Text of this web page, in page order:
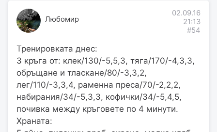
Любомир
02.09.16
21:13
#54
Тренировката днес:
3 кръга от: клек/130/-5,5,3, тяга/170/-4,3,3,
обръщане и тласкане/80/-3,3,2,
лег/110/-3,3,4, раменна преса/70/-2,2,2,
набирания/34/-5,3,3, кофички/34/-5,4,5,
почивка между кръговете по 4 минути.
Храната: